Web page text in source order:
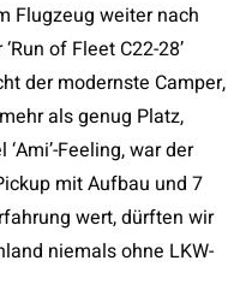
Flugzeug weiter nach
of Fleet C22-28’
der modernste Camper,
als genug Platz,
Feeling, war der
mit Aufbau und 7
wert, dürften wir
niemals ohne LKW-